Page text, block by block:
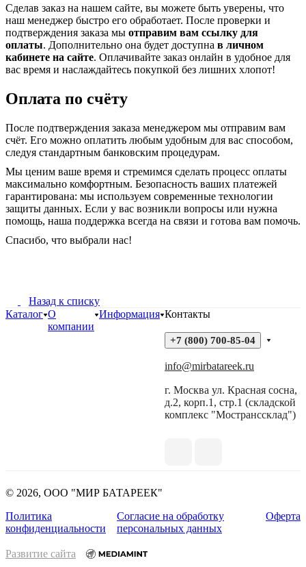
Сделав заказ на нашем сайте, вы можете быть уверены, что
наш менеджер быстро его обработает. После проверки и
подтверждения заказа мы отправим вам ссылку для
оплаты. Дополнительно она будет доступна в личном
кабинете на сайте. Оплачивайте заказ онлайн в удобное для
вас время и наслаждайтесь покупкой без лишних хлопот!
Оплата по счёту
После подтверждения заказа менеджером мы отправим вам
счёт. Его можно оплатить любым удобным для вас способом,
следуя стандартным банковским процедурам.
Мы ценим ваше время и стремимся сделать процесс оплаты
максимально комфортным. Безопасность ваших платежей
гарантирована: мы используем современные технологии
защиты данных. Если у вас возникли вопросы или нужна
помощь, наша поддержка всегда на связи и готова вам помочь.
Спасибо, что выбрали нас!
Назад к списку
Каталог О
компании
Информация Контакты
+7 (800) 700-85-04
info@mirbatareek.ru
г. Москва ул. Красная сосна,
д.2, корп.1, стр.1 (складской
комплекс "Мостранссклад")
© 2026, ООО "МИР БАТАРЕЕК"
Политика
конфиденциальности
Согласие на обработку
персональных данных
Оферта
Развитие сайта